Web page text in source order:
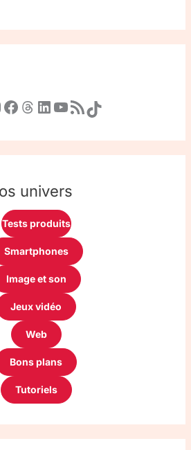
univers
Tests produits
Smartphones
Image et son
Jeux vidéo
Web
Bons plans
Tutoriels